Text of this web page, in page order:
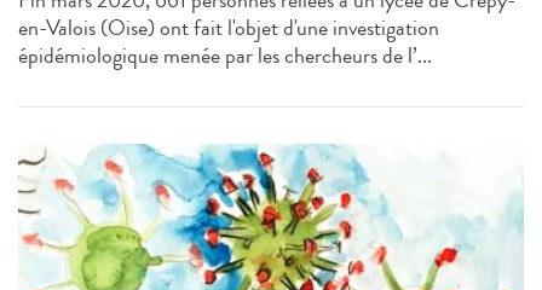
en-Valois (Oise) ont fait l'objet d'une investigation
épidémiologique menée par les chercheurs de l’...